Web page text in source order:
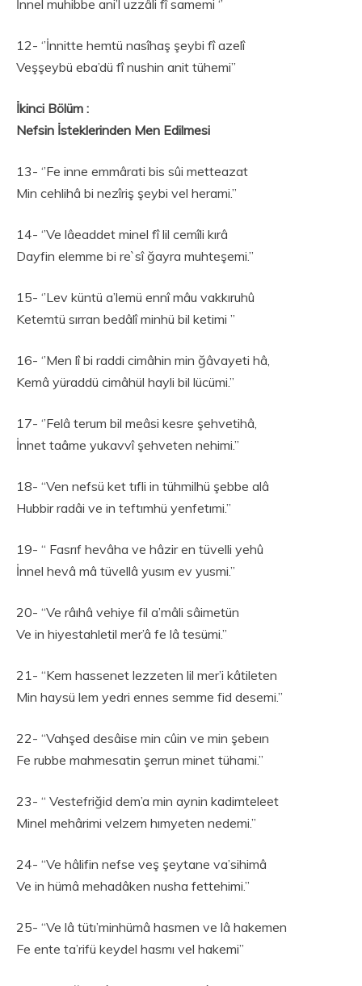
İnnel muhibbe ani’l uzzâli fî samemi ‘’
12- ‘’İnnitte hemtü nasîhaş şeybi fî azelî
Veşşeybü eba’dü fî nushin anit tühemi’’
İkinci Bölüm :
Nefsin İsteklerinden Men Edilmesi
13- ‘’Fe inne emmârati bis sûi metteazat
Min cehlihâ bi nezîriş şeybi vel herami.’’
14- ‘’Ve lâeaddet minel fî lil cemîli kırâ
Dayfin elemme bi re`sî ğayra muhteşemi.”
15- ‘’Lev küntü a’lemü ennî mâu vakkıruhû
Ketemtü sırran bedâlî minhü bil ketimi ’’
16- ‘’Men lî bi raddi cimâhin min ğâvayeti hâ,
Kemâ yüraddü cimâhül hayli bil lücümi.”
17- ‘’Felâ terum bil meâsi kesre şehvetihâ,
İnnet taâme yukavvî şehveten nehimi.”
18- “Ven nefsü ket tıfli in tühmilhü şebbe alâ
Hubbir radâi ve in teftımhü yenfetımi.”
19- “ Fasrıf hevâha ve hâzir en tüvelli yehû
İnnel hevâ mâ tüvellâ yusım ev yusmi.”
20- “Ve râıhâ vehiye fil a’mâli sâimetün
Ve in hiyestahletil mer’â fe lâ tesümi.”
21- “Kem hassenet lezzeten lil mer’i kâtileten
Min haysü lem yedri ennes semme fid desemi.”
22- “Vahşed desâise min cûin ve min şebeın
Fe rubbe mahmesatin şerrun minet tühami.”
23- “ Vestefriğid dem’a min aynin kadimteleet
Minel mehârimi velzem hımyeten nedemi.”
24- “Ve hâlifin nefse veş şeytane va’sihimâ
Ve in hümâ mehadâken nusha fettehimi.”
25- “Ve lâ tütı’minhümâ hasmen ve lâ hakemen
Fe ente ta’rifü keydel hasmı vel hakemi”